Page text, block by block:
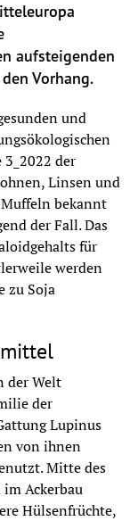
aufsteigenden
Vorhang.
und
Linsen und
bekannt
der Fall. Das
für
werden
zu Soja
der Welt
der
Lupinus
von ihnen
Mitte des
Ackerbau
Hülsenfrüchte,